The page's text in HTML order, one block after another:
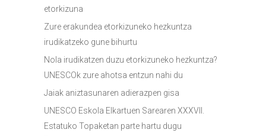
etorkizuna
Zure erakundea etorkizuneko hezkuntza
irudikatzeko gune bihurtu
Nola irudikatzen duzu etorkizuneko hezkuntza?
UNESCOk zure ahotsa entzun nahi du
Jaiak aniztasunaren adierazpen gisa
UNESCO Eskola Elkartuen Sarearen XXXVII.
Estatuko Topaketan parte hartu dugu